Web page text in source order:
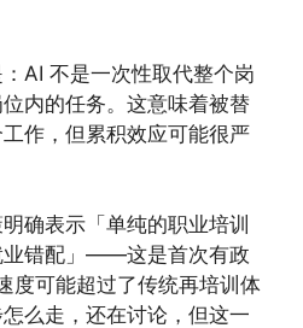
AI 不是一次性取代整个岗
内的任务。这意味着被替
作，但累积效应可能很严
确表示「单纯的职业培训
业错配」——这是首次有政
度可能超过了传统再培训体
么走，还在讨论，但这一